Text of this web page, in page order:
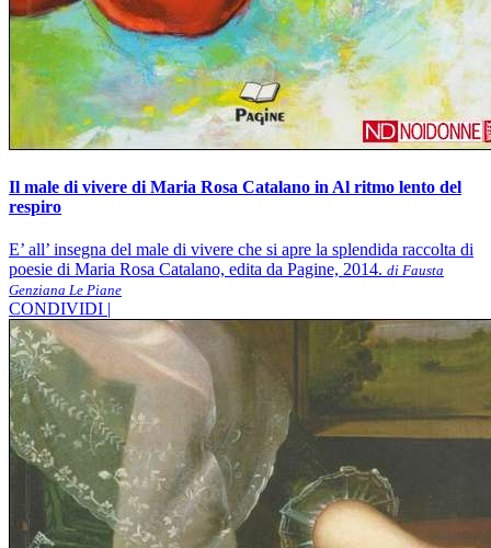
Il male di vivere di Maria Rosa Catalano in Al ritmo lento del
respiro
E’ all’ insegna del male di vivere che si apre la splendida raccolta di
poesie di Maria Rosa Catalano, edita da Pagine, 2014. di Fausta
Genziana Le Piane
CONDIVIDI |